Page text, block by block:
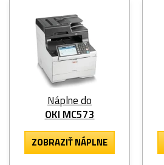
Náplne do
OKI MC573
ZOBRAZIŤ NÁPLNE